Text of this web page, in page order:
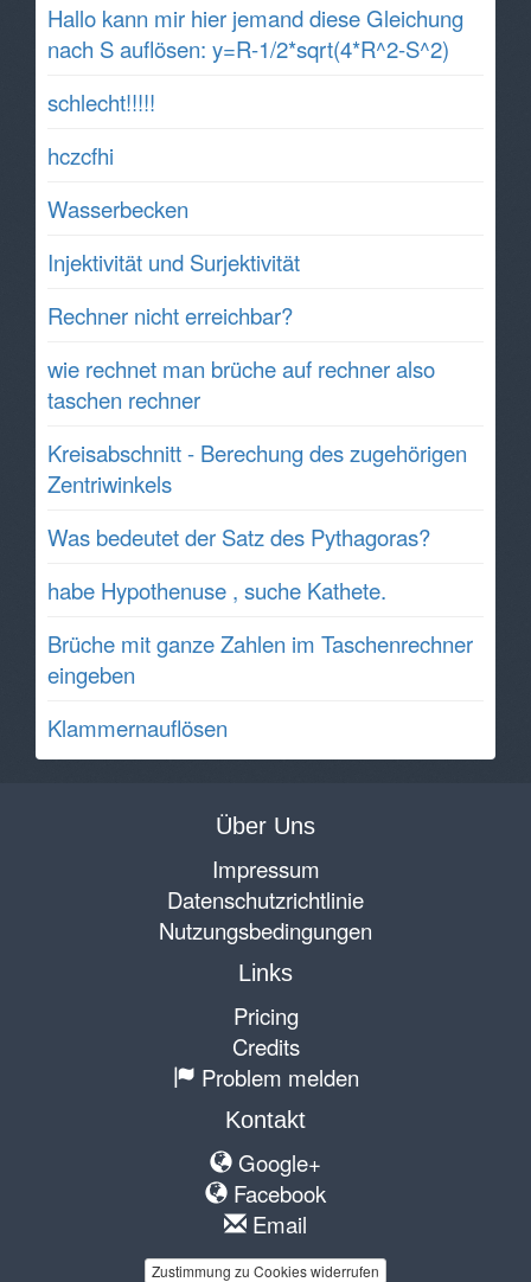
Hallo kann mir hier jemand diese Gleichung
nach S auflösen: y=R-1/2*sqrt(4*R^2-S^2)
schlecht!!!!!
hczcfhi
Wasserbecken
Injektivität und Surjektivität
Rechner nicht erreichbar?
wie rechnet man brüche auf rechner also
taschen rechner
Kreisabschnitt - Berechung des zugehörigen
Zentriwinkels
Was bedeutet der Satz des Pythagoras?
habe Hypothenuse , suche Kathete.
Brüche mit ganze Zahlen im Taschenrechner
eingeben
Klammernauflösen
Über Uns
Impressum
Datenschutzrichtlinie
Nutzungsbedingungen
Links
Pricing
Credits
Problem melden
Kontakt
Google+
Facebook
Email
Zustimmung zu Cookies widerrufen